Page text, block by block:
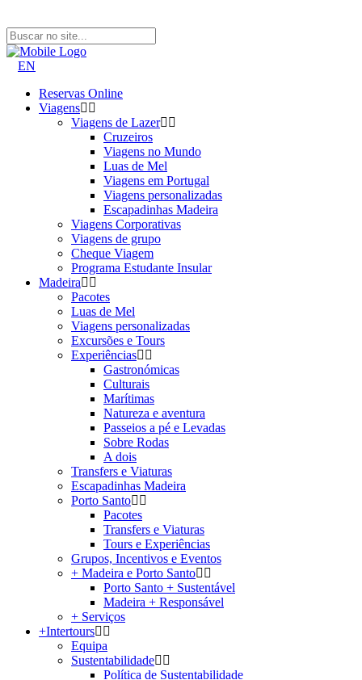
EN
Reservas Online
Viagens
Viagens de Lazer
Cruzeiros
Viagens no Mundo
Luas de Mel
Viagens em Portugal
Viagens personalizadas
Escapadinhas Madeira
Viagens Corporativas
Viagens de grupo
Cheque Viagem
Programa Estudante Insular
Madeira
Pacotes
Luas de Mel
Viagens personalizadas
Excursões e Tours
Experiências
Gastronómicas
Culturais
Marítimas
Natureza e aventura
Passeios a pé e Levadas
Sobre Rodas
A dois
Transfers e Viaturas
Escapadinhas Madeira
Porto Santo
Pacotes
Transfers e Viaturas
Tours e Experiências
Grupos, Incentivos e Eventos
+ Madeira e Porto Santo
Porto Santo + Sustentável
Madeira + Responsável
+ Serviços
+Intertours
Equipa
Sustentabilidade
Política de Sustentabilidade